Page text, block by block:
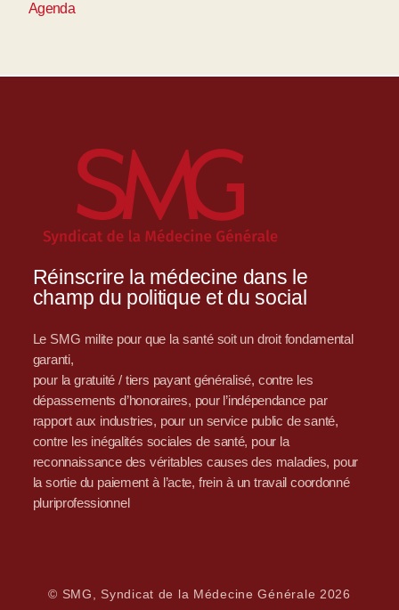
Agenda
Réinscrire la médecine dans le
champ du politique et du social
Le SMG milite pour que la santé soit un droit fondamental
garanti,
pour la gratuité / tiers payant généralisé, contre les
dépassements d’honoraires, pour l’indépendance par
rapport aux industries, pour un service public de santé,
contre les inégalités sociales de santé, pour la
reconnaissance des véritables causes des maladies, pour
la sortie du paiement à l’acte, frein à un travail coordonné
pluriprofessionnel
© SMG, Syndicat de la Médecine Générale 2026